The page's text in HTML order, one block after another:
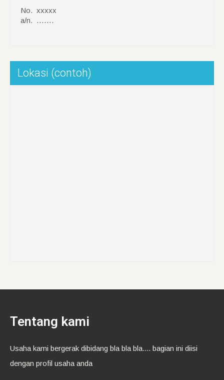
No. xxxxx
a/n. …….
Lokasi (contoh)
Tentang kami
Usaha kami bergerak dibidang bla bla bla.... bagian ini diisi
dengan profil usaha anda